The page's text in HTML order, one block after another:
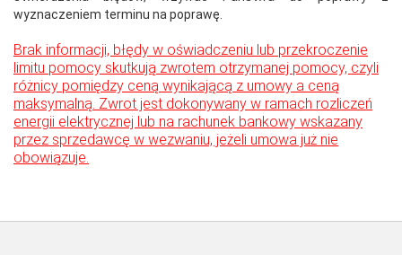
wyznaczeniem terminu na poprawę.
Brak informacji, błędy w oświadczeniu lub przekroczenie
limitu pomocy skutkują zwrotem otrzymanej pomocy, czyli
różnicy pomiędzy ceną wynikającą z umowy a ceną
maksymalną. Zwrot jest dokonywany w ramach rozliczeń
energii elektrycznej lub na rachunek bankowy wskazany
przez sprzedawcę w wezwaniu, jeżeli umowa już nie
obowiązuje.